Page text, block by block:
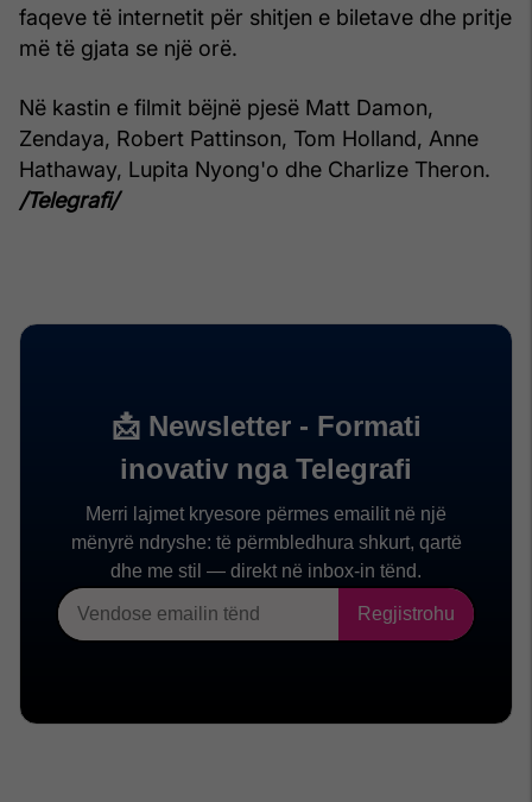
faqeve të internetit për shitjen e biletave dhe pritje
më të gjata se një orë.
Në kastin e filmit bëjnë pjesë Matt Damon,
Zendaya, Robert Pattinson, Tom Holland, Anne
Hathaway, Lupita Nyong'o dhe Charlize Theron.
/Telegrafi/